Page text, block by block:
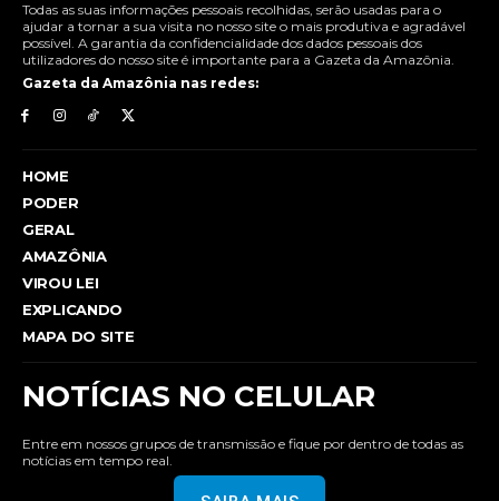
Todas as suas informações pessoais recolhidas, serão usadas para o
ajudar a tornar a sua visita no nosso site o mais produtiva e agradável
possível. A garantia da confidencialidade dos dados pessoais dos
utilizadores do nosso site é importante para a Gazeta da Amazônia.
Gazeta da Amazônia nas redes:
HOME
PODER
GERAL
AMAZÔNIA
VIROU LEI
EXPLICANDO
MAPA DO SITE
NOTÍCIAS NO CELULAR
Entre em nossos grupos de transmissão e fique por dentro de todas as
notícias em tempo real.